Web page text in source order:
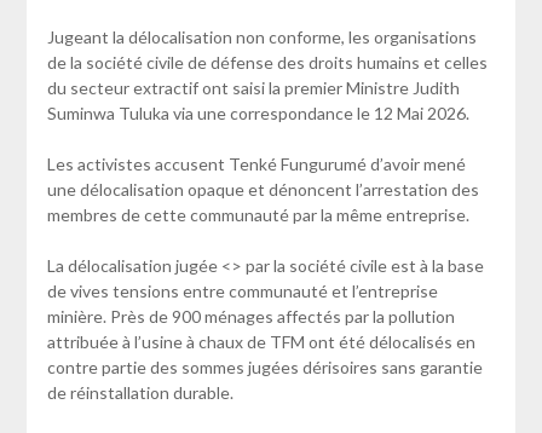
Jugeant la délocalisation non conforme, les organisations
de la société civile de défense des droits humains et celles
du secteur extractif ont saisi la premier Ministre Judith
Suminwa Tuluka via une correspondance le 12 Mai 2026.
Les activistes accusent Tenké Fungurumé d’avoir mené
une délocalisation opaque et dénoncent l’arrestation des
membres de cette communauté par la même entreprise.
La délocalisation jugée <> par la société civile est à la base
de vives tensions entre communauté et l’entreprise
minière. Près de 900 ménages affectés par la pollution
attribuée à l’usine à chaux de TFM ont été délocalisés en
contre partie des sommes jugées dérisoires sans garantie
de réinstallation durable.